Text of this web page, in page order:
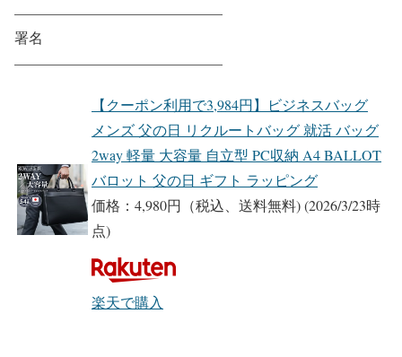
——————————————–
署名
——————————————–
【クーポン利用で3,984円】ビジネスバッグ
メンズ 父の日 リクルートバッグ 就活 バッグ
2way 軽量 大容量 自立型 PC収納 A4 BALLOT
バロット 父の日 ギフト ラッピング
価格：4,980円（税込、送料無料)(2026/3/23時
点)
楽天で購入